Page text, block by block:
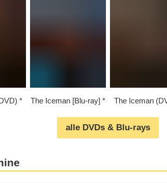
The Iceman [Blu-ray] The Iceman
alle DVDs & Blu-rays